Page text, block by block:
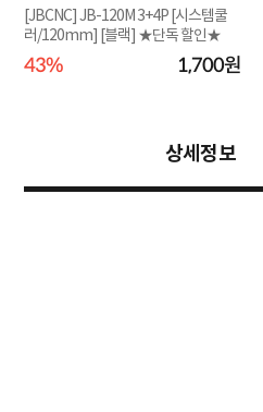
[JBCNC] JB-120M 3+4P [시스템쿨
러/120mm] [블랙] ★단독 할인★
43% 1,700원
상세정보